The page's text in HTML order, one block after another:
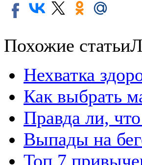
Похожие статьи
Нехватка
Как выбрать
Правда ли,
Выпады на
Топ 7